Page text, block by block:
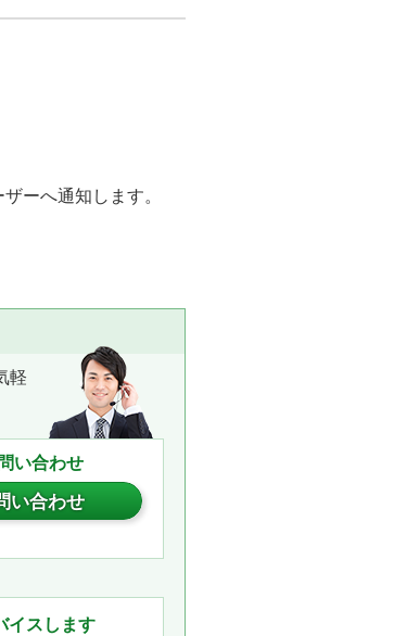
ーへ通知します。
軽
い合わせ
い合わせ
イスします